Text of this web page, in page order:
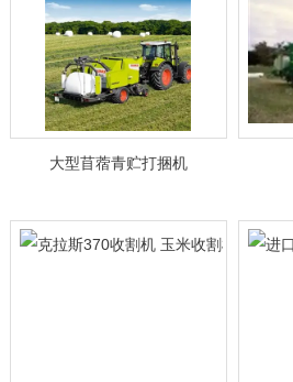
大型苜蓿青贮打捆机